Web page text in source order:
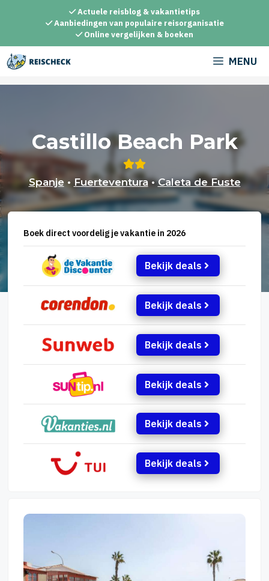
inhoud
Actuele reisblog & vakantietips
Aanbiedingen van populaire reisorganisatie
Online vergelijken & boeken
MENU
Castillo Beach Park
Spanje• Fuerteventura•Caleta de Fuste
Boek direct voordelig je vakantie in 2026
Bekijk deals
Bekijk deals
Bekijk deals
Bekijk deals
Bekijk deals
Bekijk deals